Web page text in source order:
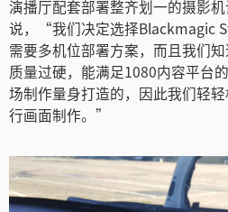
演播厅配套部署整齐划一的摄影
说，“我们决定选择Blackmagic
需要多机位部署方案，而且我们知
质量过硬，能满足1080内容平台
场制作量身打造的，因此我们轻
行画面制作。”